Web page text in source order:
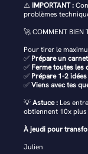
⚠️ IMPORTANT :
problèmes
🚀 COMMENT BIEN
Pour tirer le
✅ Prépare un
✅ Ferme toutes les
✅ Prépare 1-2
✅Viens avec tes
💡Astuce : Les
obtiennent 10x
À jeudi pour
Julien